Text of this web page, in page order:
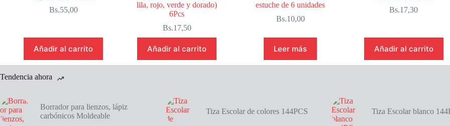
Bs.55,00
Añadir al carrito
lila, rojo, verde y dorado)
6Pcs
Bs.17,50
Añadir al carrito
estuche de 6 unidades
Bs.10,00
Leer más
Bs.17,30
Añadir al carrito
Tendencia ahora
Borrador para lienzos, lápiz
carbónicos Moldeable
Tiza Escolar de colores 144PCS Tiza Escolar blanco